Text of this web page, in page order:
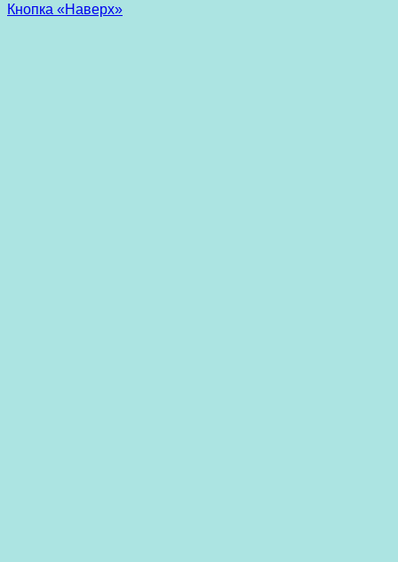
Кнопка «Наверх»